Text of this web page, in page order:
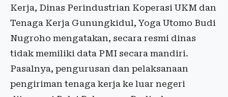
Kerja, Dinas Perindustrian Koperasi UKM dan
Tenaga Kerja Gunungkidul, Yoga Utomo Budi
Nugroho mengatakan, secara resmi dinas
tidak memiliki data PMI secara mandiri.
Pasalnya, pengurusan dan pelaksanaan
pengiriman tenaga kerja ke luar negeri